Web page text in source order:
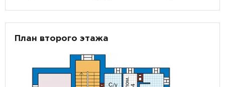
План второго этажа